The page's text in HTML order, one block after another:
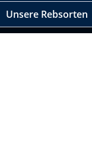
Unsere Rebsorten